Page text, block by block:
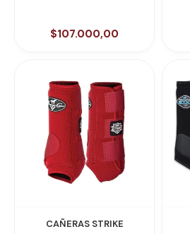
$107.000,00
CAÑERAS STRIKE